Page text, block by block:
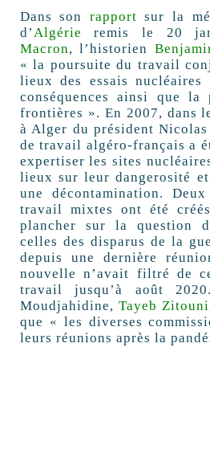
Dans son rapport sur la
d’Algérie remis le 20
Macron, l’historien
« la poursuite du travail
lieux des essais
conséquences ainsi que la
frontières ». En 2007, dans
à Alger du président
de travail algéro-français a
expertiser les sites
lieux sur leur dangerosité
une décontamination.
travail mixtes ont été
plancher sur la question
celles des disparus de la
depuis une dernière
nouvelle n’avait filtré de
travail jusqu’à août
Moudjahidine, Tayeb Zitouni
que « les diverses
leurs réunions après la